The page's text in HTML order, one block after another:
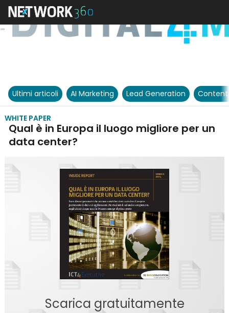
Ultimi articoli AI Marketing Lead Generation
WHITE PAPER
Qual è in Europa il luogo migliore per un
data center?
Scarica gratuitamente